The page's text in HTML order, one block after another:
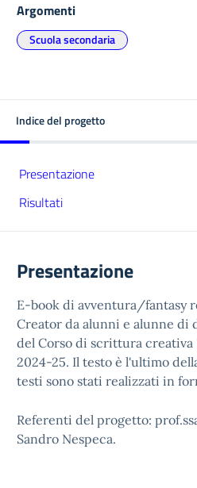
Argomenti
Scuola secondaria
Indice del progetto
Presentazione
Risultati
Presentazione
E-book di avventura/fantasy
Creator da alunni e alunne di
del Corso di scrittura creativa
2024-25. Il testo è l'ultimo
testi sono stati realizzati in
Referenti del progetto:
Sandro Nespeca.